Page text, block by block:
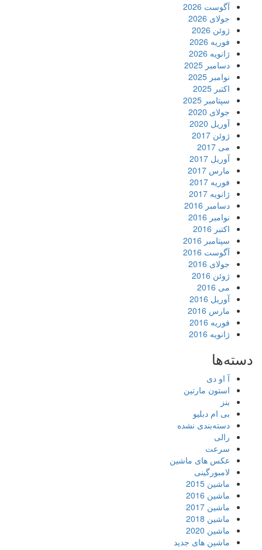
آگوست 2026
جولای 2026
ژوئن 2026
فوریه 2026
ژانویه 2026
دسامبر 2025
نوامبر 2025
اکتبر 2025
سپتامبر 2025
جولای 2020
آوریل 2020
ژوئن 2017
می 2017
آوریل 2017
مارس 2017
فوریه 2017
ژانویه 2017
دسامبر 2016
نوامبر 2016
اکتبر 2016
سپتامبر 2016
آگوست 2016
جولای 2016
ژوئن 2016
می 2016
آوریل 2016
مارس 2016
فوریه 2016
ژانویه 2016
دسته‌ها
آ او دی
استون مارتین
بنز
بی ام دبلیو
دسته‌بندی نشده
رالی
سرعت
عکس های ماشین
لامبورگینی
ماشین 2015
ماشین 2016
ماشین 2017
ماشین 2018
ماشین 2020
ماشین های جدید